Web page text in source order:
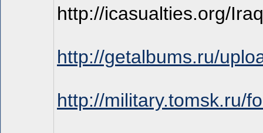
http://icasualties.org/
http://getalbums.ru/
http://military.tomsk.ru/